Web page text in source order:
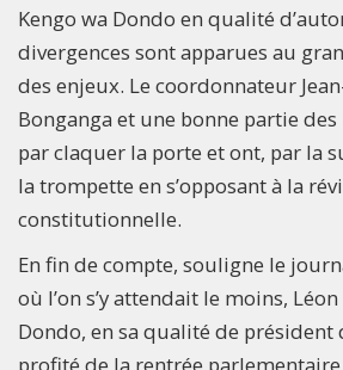
Kengo wa Dondo en qualité
divergences sont apparues au
des enjeux. Le coordonnateur
Bonganga et une bonne partie
par claquer la porte et ont, par la
la trompette en s’opposant à la
constitutionnelle.
En fin de compte, souligne le
où l’on s’y attendait le moins,
Dondo, en sa qualité de président
profité de la rentrée parlementaire